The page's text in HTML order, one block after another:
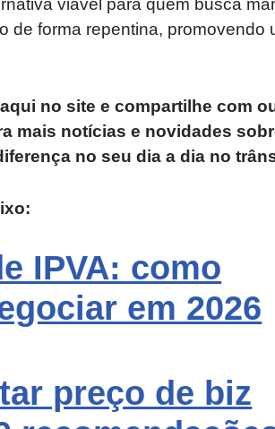
viável para quem busca
de forma repentina, promovendo
no site e compartilhe com
mais notícias e novidades
no seu dia a dia no
IPVA: como
em 2026
preço de biz